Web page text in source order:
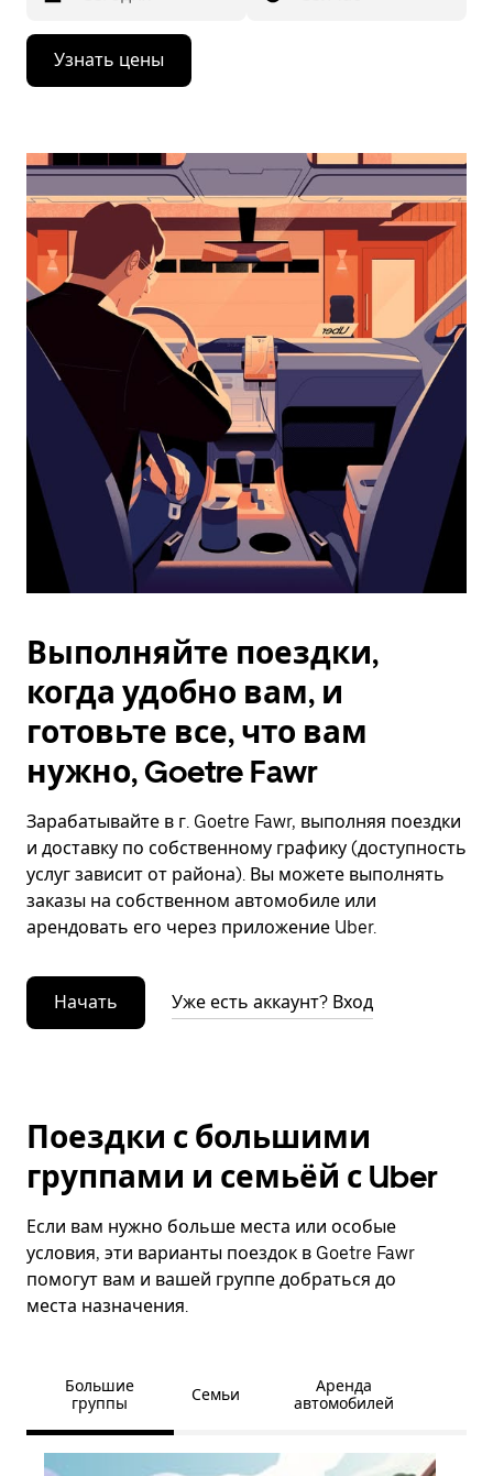
Нажмите
стрелку
вниз,
календарю
выбрать
дату.
Чтобы
закрыть
календарь,
нажмите
Esc.
Узнать цены
Выполняйте поездки,
когда удобно вам, и
готовьте все, что вам
нужно, Goetre Fawr
Зарабатывайте в г. Goetre Fawr, выполняя поездки
и доставку по собственному графику (доступность
услуг зависит от района). Вы можете выполнять
заказы на собственном автомобиле или
арендовать его через приложение Uber.
Начать Уже есть аккаунт? Вход
Поездки с большими
группами и семьёй с Uber
Если вам нужно больше места или особые
условия, эти варианты поездок в Goetre Fawr
помогут вам и вашей группе добраться до
места назначения.
Большие
группы
Семьи
Аренда
автомобилей